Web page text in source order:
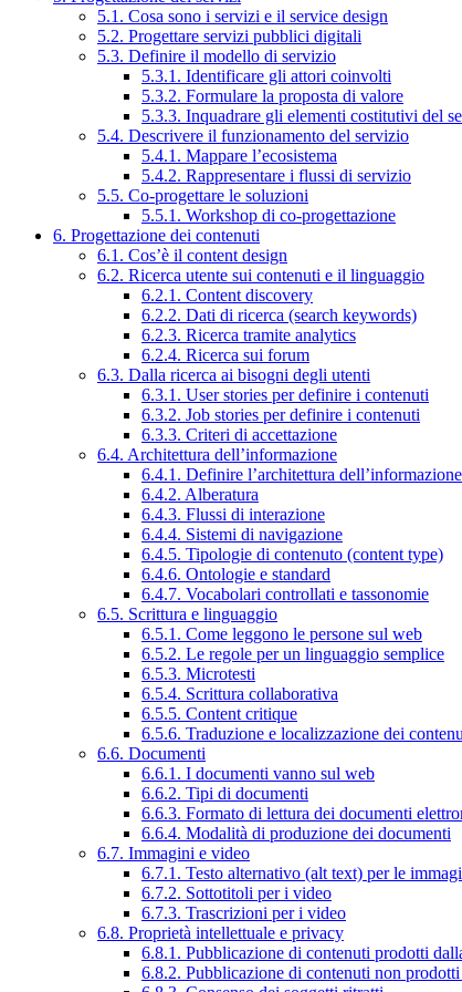
5.1. Cosa sono i servizi e il service design
5.2. Progettare servizi pubblici digitali
5.3. Definire il modello di servizio
5.3.1. Identificare gli attori coinvolti
5.3.2. Formulare la proposta di valore
5.3.3. Inquadrare gli elementi costitutivi del
5.4. Descrivere il funzionamento del servizio
5.4.1. Mappare l’ecosistema
5.4.2. Rappresentare i flussi di servizio
5.5. Co-progettare le soluzioni
5.5.1. Workshop di co-progettazione
6. Progettazione dei contenuti
6.1. Cos’è il content design
6.2. Ricerca utente sui contenuti e il linguaggio
6.2.1. Content discovery
6.2.2. Dati di ricerca (search keywords)
6.2.3. Ricerca tramite analytics
6.2.4. Ricerca sui forum
6.3. Dalla ricerca ai bisogni degli utenti
6.3.1. User stories per definire i contenuti
6.3.2. Job stories per definire i contenuti
6.3.3. Criteri di accettazione
6.4. Architettura dell’informazione
6.4.1. Definire l’architettura dell’informazione
6.4.2. Alberatura
6.4.3. Flussi di interazione
6.4.4. Sistemi di navigazione
6.4.5. Tipologie di contenuto (content type)
6.4.6. Ontologie e standard
6.4.7. Vocabolari controllati e tassonomie
6.5. Scrittura e linguaggio
6.5.1. Come leggono le persone sul web
6.5.2. Le regole per un linguaggio semplice
6.5.3. Microtesti
6.5.4. Scrittura collaborativa
6.5.5. Content critique
6.5.6. Traduzione e localizzazione dei
6.6. Documenti
6.6.1. I documenti vanno sul web
6.6.2. Tipi di documenti
6.6.3. Formato di lettura dei documenti
6.6.4. Modalità di produzione dei documenti
6.7. Immagini e video
6.7.1. Testo alternativo (alt text) per le
6.7.2. Sottotitoli per i video
6.7.3. Trascrizioni per i video
6.8. Proprietà intellettuale e privacy
6.8.1. Pubblicazione di contenuti prodotti
6.8.2. Pubblicazione di contenuti non